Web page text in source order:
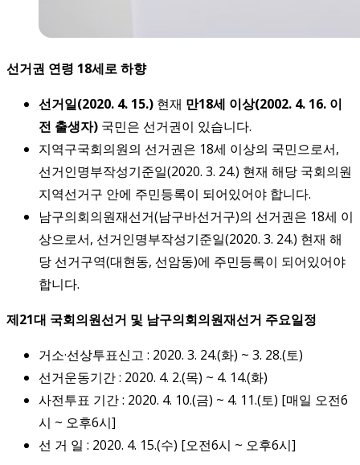
선거권 연령 18세로 하향
선거일(2020. 4. 15.) 현재 만18세 이상(2002. 4. 16. 이
전 출생자) 국민은 선거권이 있습니다.
지역구국회의원의 선거권은 18세 이상의 국민으로서,
선거인명부작성기준일(2020. 3. 24.) 현재 해당 국회의원
지역선거구 안에 주민등록이 되어있어야 합니다.
남구의회의원재선거(남구바선거구)의 선거권은 18세 이
상으로서, 선거인명부작성기준일(2020. 3. 24.) 현재 해
당 선거구역(대현동, 선암동)에 주민등록이 되어있어야
합니다.
제21대 국회의원선거 및 남구의회의원재선거 주요일정
거소·선상투표신고 : 2020. 3. 24.(화) ~ 3. 28.(토)
선거운동기간 : 2020. 4. 2.(목) ~ 4. 14.(화)
사전투표 기간 : 2020. 4. 10.(금) ~ 4. 11.(토) [매일 오전6
시 ~ 오후6시]
선 거 일 : 2020. 4. 15.(수) [오전6시 ~ 오후6시]